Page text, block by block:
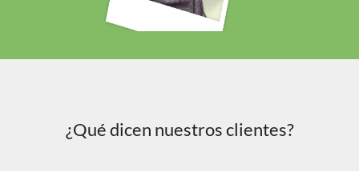
¿Qué dicen nuestros clientes?